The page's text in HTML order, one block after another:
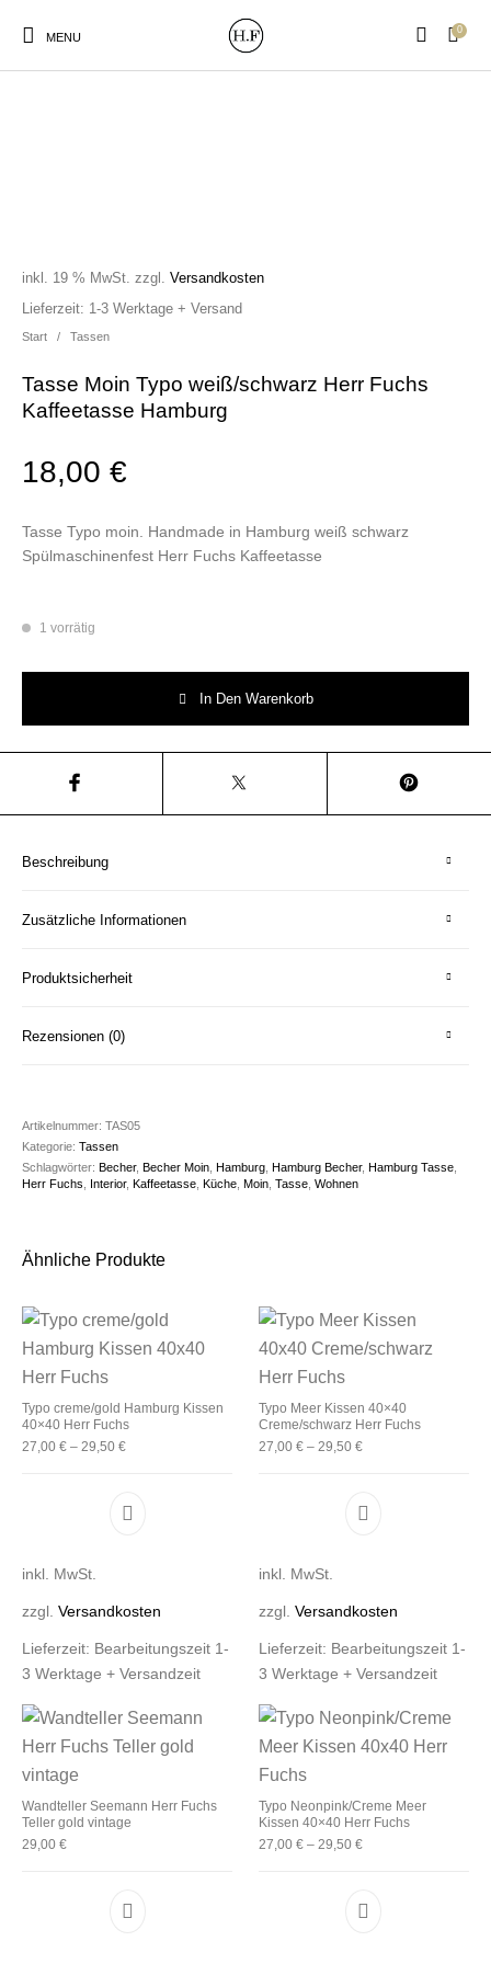
MENU
0
Gutscheine Kissen
Print:
Poster&Notizbücher
Strudia-Kampfkunst
für den Kopf
Start / Tassen
Tasse Moin Typo weiß/schwarz Herr Fuchs
Kaffeetasse Hamburg
18,00€
inkl. 19 % MwSt. zzgl.Versandkosten
Tasse Typo moin. Handmade in Hamburg weiß schwarz
Spülmaschinenfest Herr Fuchs Kaffeetasse
Lieferzeit: 1-3 Werktage + Versand
1 vorrätig
In Den Warenkorb
Beschreibung
Zusätzliche Informationen
Produktsicherheit
Rezensionen (0)
Artikelnummer:TAS05
Kategorie:Tassen
Schlagwörter:Becher,Becher Moin ,Hamburg ,Hamburg Becher,Hamburg Tasse
Herr Fuchs
Interior,Kaffeetasse ,Küche ,Moin ,Tasse ,Wohnen
Ähnliche Produkte
Typo creme/gold Hamburg Kissen
40×40 Herr Fuchs
27,00€ – 29,50€
Dieses Produkt weist mehrere Varianten auf.
inkl. MwSt.
zzgl.Versandkosten
Lieferzeit: Bearbeitungszeit 1-
3 Werktage + Versandzeit
Typo Meer Kissen 40×40
Creme/schwarz Herr Fuchs
27,00 € – 29,50 €
Dieses Produkt
inkl. MwSt.
zzgl. Versandkosten
Lieferzeit: Bearbeitungszeit 1-
3 Werktage + Versandzeit
Wandteller Seemann Herr Fuchs
Teller gold vintage
29,00€
Typo Neonpink/Creme Meer
Kissen 40×40 Herr Fuchs
27,00 € – 29,50 €
Dieses Produkt